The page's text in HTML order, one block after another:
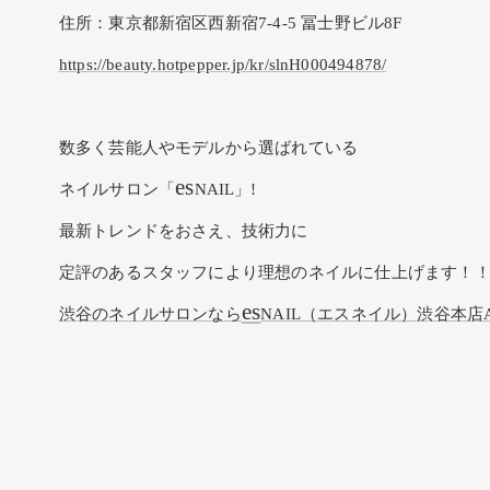
住所：東京都新宿区西新宿7-4-5 冨士野ビル8F
https://beauty.hotpepper.jp/kr/slnH000494878/
数多く芸能人やモデルから選ばれている
ネイルサロン「esNAIL」!
最新トレンドをおさえ、技術力に
定評のあるスタッフにより理想のネイルに仕上げます！！
渋谷のネイルサロンならesNAIL（エスネイル）渋谷本店